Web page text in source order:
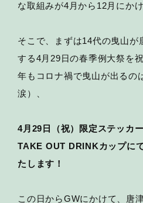
な取組みが4月から12月にか
そこで、まずは14代の曳山が
する4月29日の春季例大祭を
年もコロナ禍で曳山が出るの
涙）、
4月29日（祝）限定ステッカ
TAKE OUT DRINKカップに
たします！
この日からGWにかけて、唐